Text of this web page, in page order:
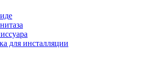
для инсталляции